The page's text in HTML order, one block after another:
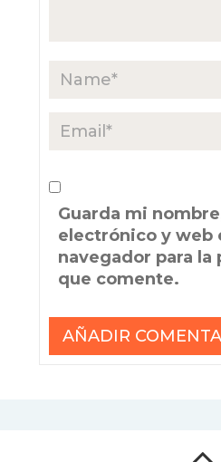
Guarda mi
electrónico y web
navegador para la
que comente.